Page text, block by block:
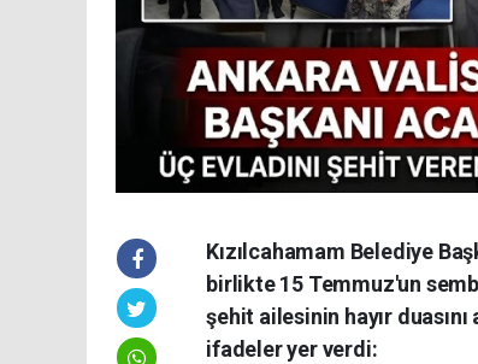
Kızılcahamam Belediye
birlikte 15 Temmuz'un
şehit ailesinin hayır
ifadeler yer verdi: